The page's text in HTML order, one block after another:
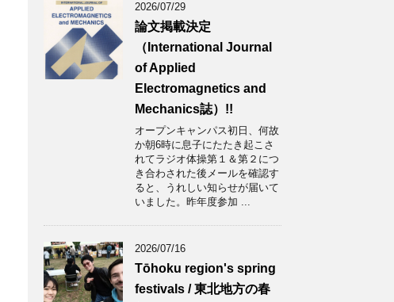
2026/07/29
論文掲載決定
（International Journal
of Applied
Electromagnetics and
Mechanics誌）!!
オープンキャンパス初日、何故
か朝6時に息子にたたき起こさ
れてラジオ体操第１＆第２につ
き合わされた後メールを確認す
ると、うれしい知らせが届いて
いました。昨年度参加 ...
2026/07/16
Tōhoku region's spring
festivals / 東北地方の春